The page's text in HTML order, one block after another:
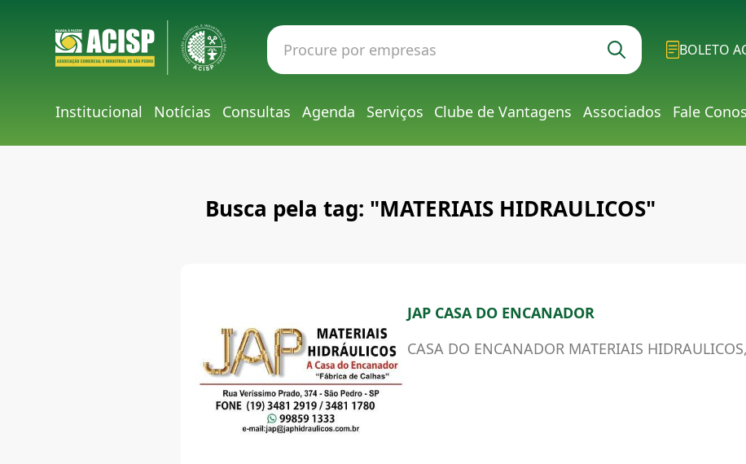
BOLETO
Institucional Notícias Consultas Agenda Serviços Clube de Vantagens Associados Fale
Busca pela tag: "MATERIAIS HIDRAULICOS"
JAP CASA DO ENCANADOR
CASA DO ENCANADOR MATERIAIS